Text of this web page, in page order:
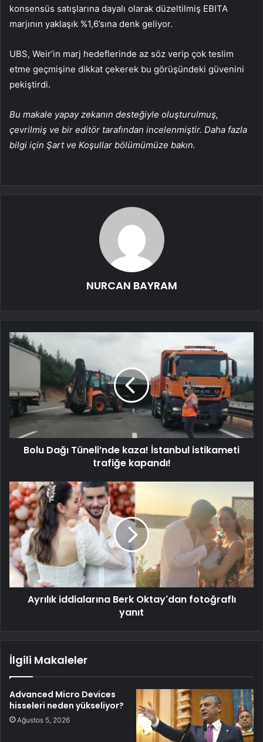
konsensüs satışlarına dayalı olarak düzeltilmiş EBITA
marjının yaklaşık %1,6’sına denk geliyor.
UBS, Weir’in marj hedeflerinde az söz verip çok teslim
etme geçmişine dikkat çekerek bu görüşündeki güvenini
pekiştirdi.
Bu makale yapay zekanın desteğiyle oluşturulmuş,
çevrilmiş ve bir editör tarafından incelenmiştir. Daha fazla
bilgi için Şart ve Koşullar bölümümüze bakın.
NURCAN BAYRAM
Bolu Dağı Tüneli’nde kaza! İstanbul istikameti
trafiğe kapandı!
Ayrılık iddialarına Berk Oktay'dan fotoğraflı
yanıt
İlgili Makaleler
Advanced Micro Devices
hisseleri neden yükseliyor?
Ağustos 5, 2026